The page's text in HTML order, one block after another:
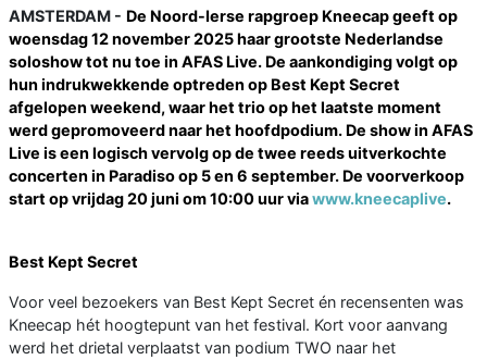
AMSTERDAM - De Noord-Ierse rapgroep Kneecap geeft op
woensdag 12 november 2025 haar grootste Nederlandse
soloshow tot nu toe in AFAS Live. De aankondiging volgt op
hun indrukwekkende optreden op Best Kept Secret
afgelopen weekend, waar het trio op het laatste moment
werd gepromoveerd naar het hoofdpodium. De show in AFAS
Live is een logisch vervolg op de twee reeds uitverkochte
concerten in Paradiso op 5 en 6 september. De voorverkoop
start op vrijdag 20 juni om 10:00 uur viawww.kneecaplive.
Best Kept Secret
Voor veel bezoekers van Best Kept Secret én recensenten was
Kneecap hét hoogtepunt van het festival. Kort voor aanvang
werd het drietal verplaatst van podium TWO naar het